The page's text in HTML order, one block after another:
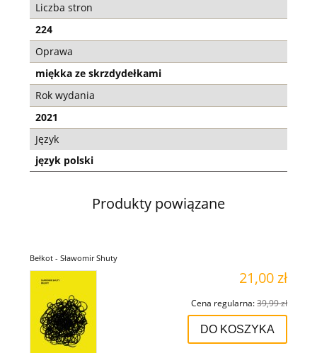
Liczba stron
224
Oprawa
miękka ze skrzdydełkami
Rok wydania
2021
Język
język polski
Produkty powiązane
Bełkot - Sławomir Shuty
21,00 zł
Cena regularna:39,99 zł
DO KOSZYKA